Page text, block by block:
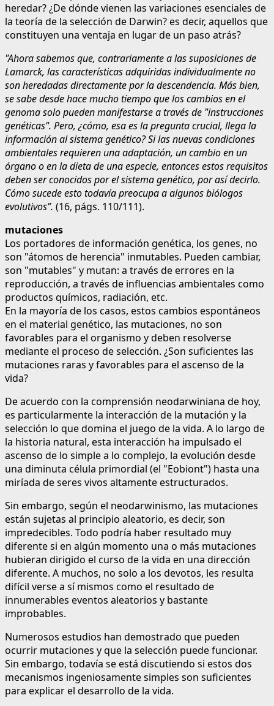
heredar? ¿De dónde vienen las variaciones esenciales de
la teoría de la selección de Darwin? es decir, aquellos que
constituyen una ventaja en lugar de un paso atrás?
"Ahora sabemos que, contrariamente a las suposiciones de
Lamarck, las características adquiridas individualmente no
son heredadas directamente por la descendencia. Más bien,
se sabe desde hace mucho tiempo que los cambios en el
genoma solo pueden manifestarse a través de "instrucciones
genéticas". Pero, ¿cómo, esa es la pregunta crucial, llega la
información al sistema genético? Si las nuevas condiciones
ambientales requieren una adaptación, un cambio en un
órgano o en la dieta de una especie, entonces estos requisitos
deben ser conocidos por el sistema genético, por así decirlo.
Cómo sucede esto todavía preocupa a algunos biólogos
evolutivos”. (16, págs. 110/111).
mutaciones
Los portadores de información genética, los genes, no
son "átomos de herencia" inmutables. Pueden cambiar,
son "mutables" y mutan: a través de errores en la
reproducción, a través de influencias ambientales como
productos químicos, radiación, etc.
En la mayoría de los casos, estos cambios espontáneos
en el material genético, las mutaciones, no son
favorables para el organismo y deben resolverse
mediante el proceso de selección. ¿Son suficientes las
mutaciones raras y favorables para el ascenso de la
vida?
De acuerdo con la comprensión neodarwiniana de hoy,
es particularmente la interacción de la mutación y la
selección lo que domina el juego de la vida. A lo largo de
la historia natural, esta interacción ha impulsado el
ascenso de lo simple a lo complejo, la evolución desde
una diminuta célula primordial (el "Eobiont") hasta una
miríada de seres vivos altamente estructurados.
Sin embargo, según el neodarwinismo, las mutaciones
están sujetas al principio aleatorio, es decir, son
impredecibles. Todo podría haber resultado muy
diferente si en algún momento una o más mutaciones
hubieran dirigido el curso de la vida en una dirección
diferente. A muchos, no solo a los devotos, les resulta
difícil verse a sí mismos como el resultado de
innumerables eventos aleatorios y bastante
improbables.
Numerosos estudios han demostrado que pueden
ocurrir mutaciones y que la selección puede funcionar.
Sin embargo, todavía se está discutiendo si estos dos
mecanismos ingeniosamente simples son suficientes
para explicar el desarrollo de la vida.